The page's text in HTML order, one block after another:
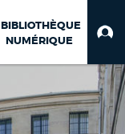
BIBLIOTHÈQUE
NUMÉRIQUE